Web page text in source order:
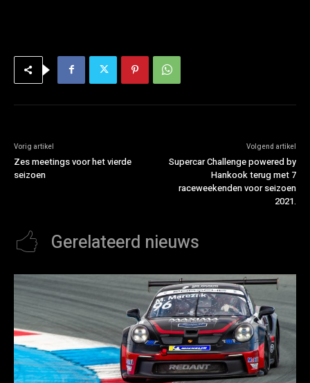
Vorig artikel
Zes meetings voor het vierde
seizoen
Volgend artikel
Supercar Challenge powered by
Hankook terug met 7
raceweekenden voor seizoen
2021.
Gerelateerd nieuws